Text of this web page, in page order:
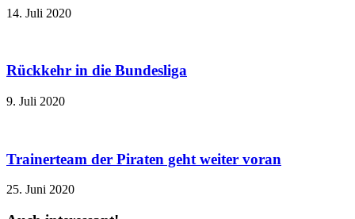
14. Juli 2020
Rückkehr in die Bundesliga
9. Juli 2020
Trainerteam der Piraten geht weiter voran
25. Juni 2020